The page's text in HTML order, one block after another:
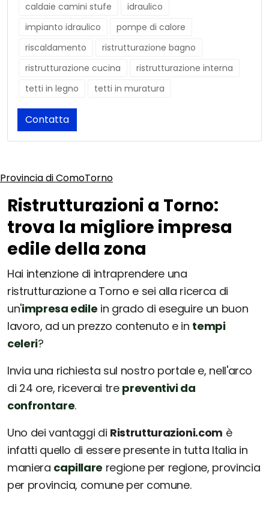
caldaie camini stufe
idraulico
impianto idraulico
pompe di calore
riscaldamento
ristrutturazione bagno
ristrutturazione cucina
ristrutturazione interna
tetti in legno
tetti in muratura
Contatta
Provincia di ComoTorno
Ristrutturazioni a Torno:
trova la migliore impresa
edile della zona
Hai intenzione di intraprendere una
ristrutturazione a Torno e sei alla ricerca di
un'impresa edile in grado di eseguire un buon
lavoro, ad un prezzo contenuto e in tempi
celeri?
Invia una richiesta sul nostro portale e, nell'arco
di 24 ore, riceverai tre preventivi da
confrontare.
Uno dei vantaggi di Ristrutturazioni.com è
infatti quello di essere presente in tutta Italia in
maniera capillare regione per regione, provincia
per provincia, comune per comune.